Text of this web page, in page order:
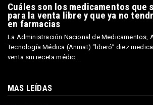
Cuáles son los medicamentos que
para la venta libre y que ya no
en farmacias
La Administración Nacional de Medicamentos,
Tecnología Médica (Anmat) “liberó” diez
venta sin receta médic...
MAS LEÍDAS